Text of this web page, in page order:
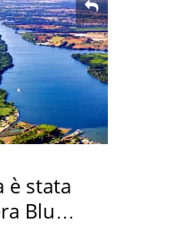
è stata
Blu